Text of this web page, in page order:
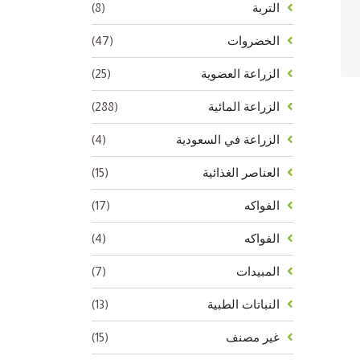
التربة (8)
الخضروات (47)
الزراعة العضوية (25)
الزراعة المائية (288)
الزراعة في السعودية (4)
العناصر الغذائية (15)
الفواكه (17)
الفواكه (4)
المبيدات (7)
النباتات الطبية (13)
غير مصنف (15)